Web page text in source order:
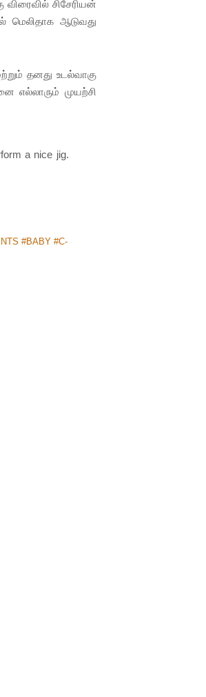
சிசேரியன்
மெலிதாக ஆடுவது
தனது உடல்வாகு
எல்லாரும் முயற்சி
a nice jig.
#BABY #C-